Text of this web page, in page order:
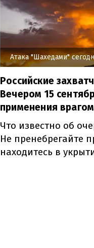
Атака "Шахедами"
Российские
Вечером 15
применения
Что известно об
Не пренебрегайте
находитесь в